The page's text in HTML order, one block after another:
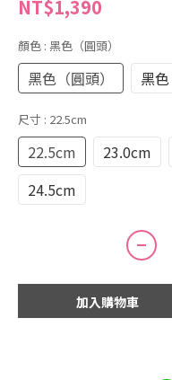
NT$1,390
顏色 : 黑色（圓頭）
黑色（圓頭） 黑色
尺寸 : 22.5cm
22.5cm 23.0cm
24.5cm
加入購物車